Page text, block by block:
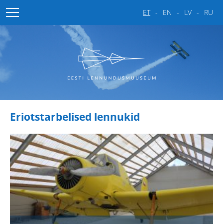
ET EN LV RU
Eesti Lennupäevad
Hävitajad
Hävitus-ründelennukid
Pommituslennukid
Helikopterid
Reisilennukid
Eriotstarbelised lennukid